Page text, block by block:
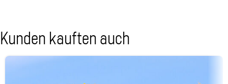
Kunden kauften auch